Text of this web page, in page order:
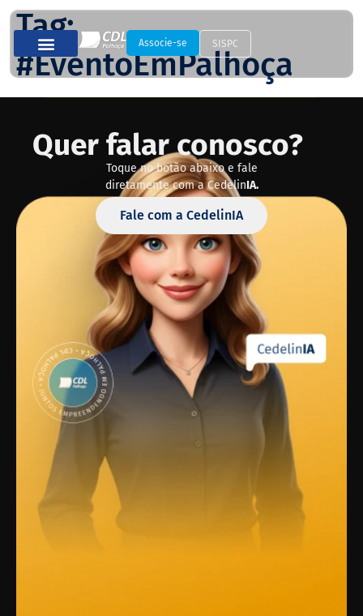
Associe-se SISPC
Tag:
#EventoEmPalhoça
Quer falar conosco?
Toque no botão abaixo e fale
diretamente com a CedelinIA.
Fale com a CedelinIA